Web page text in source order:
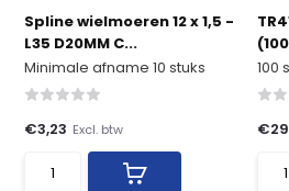
Spline wielmoeren 12 x 1,5 -
L35 D20MM C...
Minimale afname 10 stuks
€3,23 Excl. btw
100